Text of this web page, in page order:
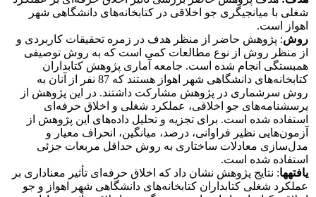
شغلی با میانجیگری جو اخلاقی در کتابخانه‌های دانشگاهی شهر
اهواز است.
روش‌: پژوهش حاضر از منظر هدف در زمره تحقیقات کاربردی و
از منظر روش از نوع مطالعات کمی است که به روش توصیفی
همبستگی انجام شده است. جامعه آماری پژوهش کتابداران
کتابخانه‌های دانشگاهی شهر اهواز هستند که 87 نفر از آنان به
روش سرشماری در پژوهش مشارکت داشتند. در این پژوهش از
پرسشنامه‌های جو اخلاقی، عملکرد شغلی و اخلاق حرفه‌ای
استفاده شده است. برای تجزیه و تحلیل داده‌های این پژوهش از
آزمون‌هایی نظیر فراوانی، درصد، میانگین، انحراف معیار و
مدل‌سازی معادلات ساختاری به روش حداقل مربعات جزئی
استفاده شده است.
یافتهها: نتایج پژوهش نشان داد که اخلاق حرفه‌ای تأثیر معنا‌داری بر
عملکرد شغلی کتابداران کتابخانه‌های دانشگاهی شهر اهواز و جو